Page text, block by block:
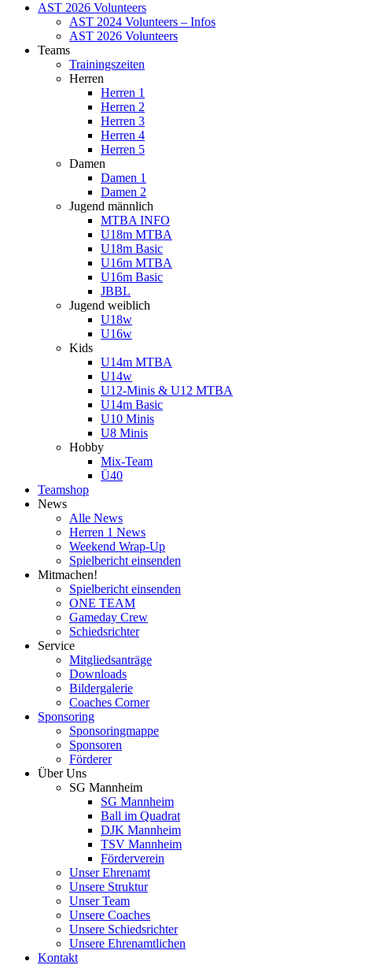
AST 2026 Volunteers
AST 2024 Volunteers – Infos
AST 2026 Volunteers
Teams
Trainingszeiten
Herren
Herren 1
Herren 2
Herren 3
Herren 4
Herren 5
Damen
Damen 1
Damen 2
Jugend männlich
MTBA INFO
U18m MTBA
U18m Basic
U16m MTBA
U16m Basic
JBBL
Jugend weiblich
U18w
U16w
Kids
U14m MTBA
U14w
U12-Minis & U12 MTBA
U14m Basic
U10 Minis
U8 Minis
Hobby
Mix-Team
Ü40
Teamshop
News
Alle News
Herren 1 News
Weekend Wrap-Up
Spielbericht einsenden
Mitmachen!
Spielbericht einsenden
ONE TEAM
Gameday Crew
Schiedsrichter
Service
Mitgliedsanträge
Downloads
Bildergalerie
Coaches Corner
Sponsoring
Sponsoringmappe
Sponsoren
Förderer
Über Uns
SG Mannheim
SG Mannheim
Ball im Quadrat
DJK Mannheim
TSV Mannheim
Förderverein
Unser Ehrenamt
Unsere Struktur
Unser Team
Unsere Coaches
Unsere Schiedsrichter
Unsere Ehrenamtlichen
Kontakt